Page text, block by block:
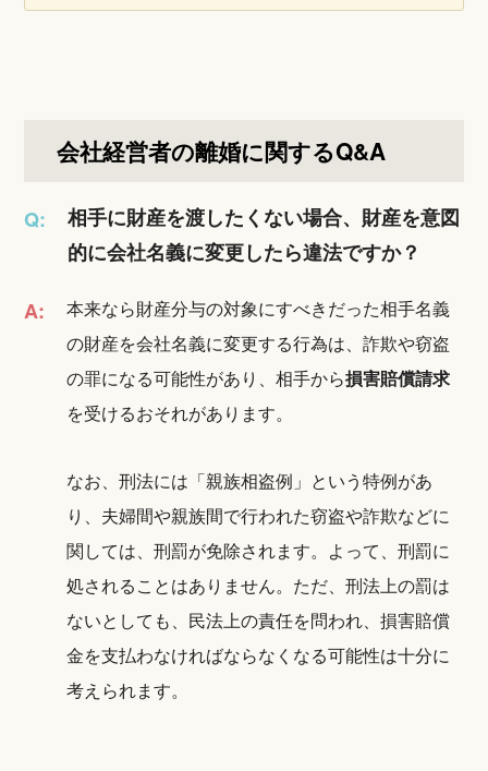
会社経営者の離婚に関するQ&A
Q:
相手に財産を渡したくない場合、財産を意図
的に会社名義に変更したら違法ですか？
A:
本来なら財産分与の対象にすべきだった相手名義
の財産を会社名義に変更する行為は、詐欺や窃盗
の罪になる可能性があり、相手から損害賠償請求
を受けるおそれがあります。
なお、刑法には「親族相盗例」という特例があ
り、夫婦間や親族間で行われた窃盗や詐欺などに
関しては、刑罰が免除されます。よって、刑罰に
処されることはありません。ただ、刑法上の罰は
ないとしても、民法上の責任を問われ、損害賠償
金を支払わなければならなくなる可能性は十分に
考えられます。